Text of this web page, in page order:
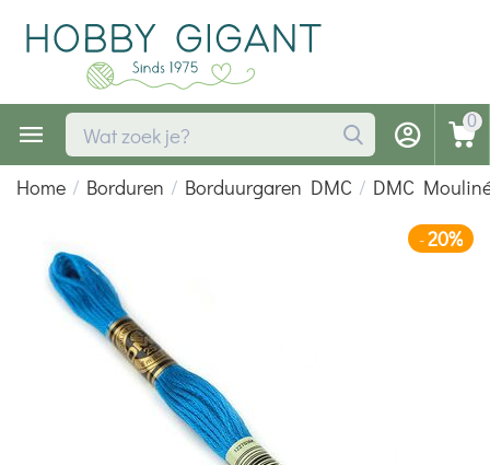
0
Home / Borduren / Borduurgaren DMC / DMC
-20%